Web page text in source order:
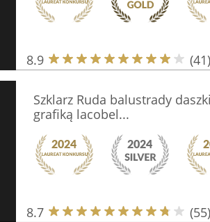
8.9 (41)
Szklarz Ruda balustrady
grafiką lacobel...
8.7 (55)